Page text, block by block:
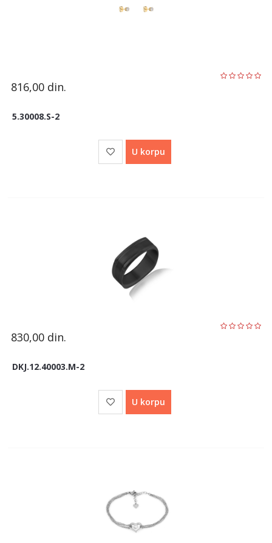
816,00 din.
5.30008.S-2
U korpu
830,00 din.
DKJ.12.40003.M-2
U korpu